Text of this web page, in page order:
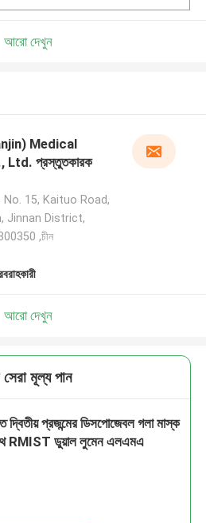
আরো দেখুন
Medical
Ltd. প্রস্তুতকারক
No. 15, Kaituo Road,
Jinnan District,
,চীন
আরো দেখুন
মূল্য পান
দ্বিতীয় প্রজন্মের ডিসপোজেবল গলা মাস্ক
RMIST ডুয়াল লুমেন এলএমএ